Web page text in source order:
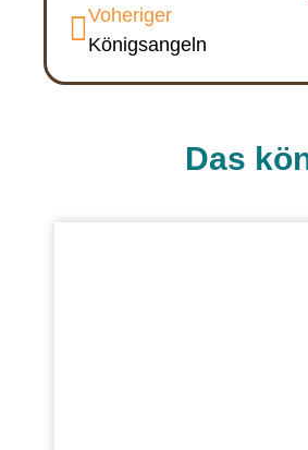
Voheriger
Königsangeln
Das